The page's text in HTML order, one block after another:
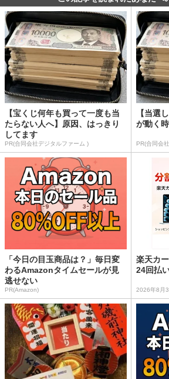
【宝くじ何年も買って一度も当
たらない人へ】原因、はっきり
してます
PR(合同会社デジタルファーム )
【当選
が動く
PR(合同会
「今日の目玉商品は？」毎日変
わるAmazonタイムセールが見
逃せない
PR(Amazon)
楽天カ
24回払
2026年8月3